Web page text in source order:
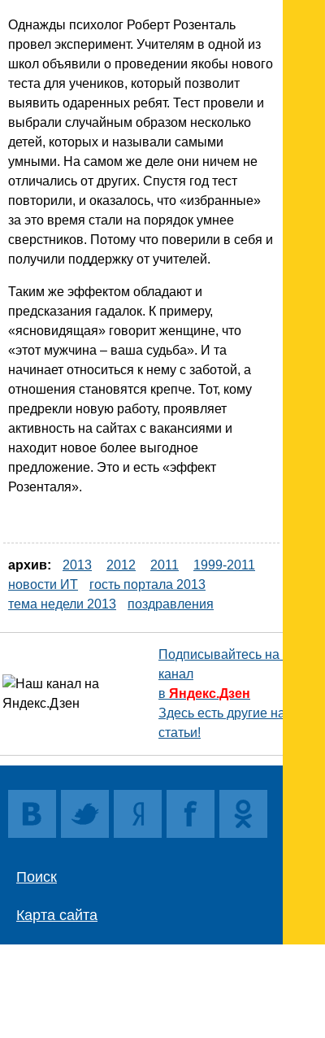
Однажды психолог Роберт Розенталь
провел эксперимент. Учителям в одной из
школ объявили о проведении якобы нового
теста для учеников, который позволит
выявить одаренных ребят. Тест провели и
выбрали случайным образом несколько
детей, которых и называли самыми
умными. На самом же деле они ничем не
отличались от других. Спустя год тест
повторили, и оказалось, что «избранные»
за это время стали на порядок умнее
сверстников. Потому что поверили в себя и
получили поддержку от учителей.
Таким же эффектом обладают и
предсказания гадалок. К примеру,
«ясновидящая» говорит женщине, что
«этот мужчина – ваша судьба». И та
начинает относиться к нему с заботой, а
отношения становятся крепче. Тот, кому
предрекли новую работу, проявляет
активность на сайтах с вакансиями и
находит новое более выгодное
предложение. Это и есть «эффект
Розенталя».
архив: 2013 2012 2011
1999-2011
новости ИТ
гость портала 2013
тема недели 2013
поздравления
Подписывайтесь на наш
канал
в Яндекс.Дзен
Здесь есть другие наши
статьи!
Поиск
Карта сайта